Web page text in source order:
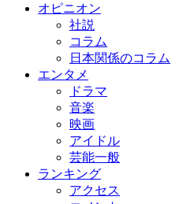
オピニオン
社説
コラム
日本関係のコラム
エンタメ
ドラマ
音楽
映画
アイドル
芸能一般
ランキング
アクセス